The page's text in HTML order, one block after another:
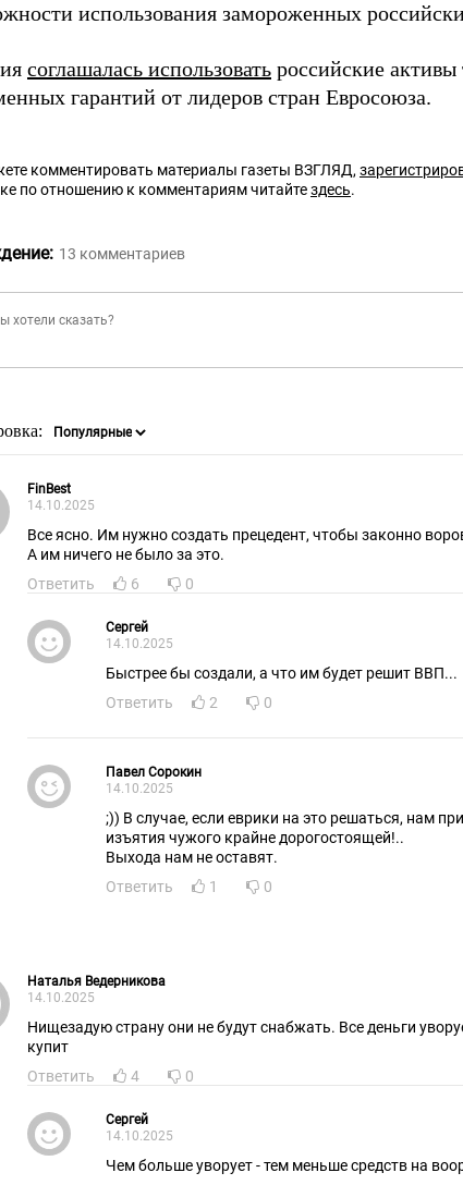
использования замороженных
соглашалась использовать российские
гарантий от лидеров стран Евросоюза.
комментировать материалы газеты ВЗГЛЯД,
по отношению к комментариям читайтездесь.
13 комментариев
FinBest
14.10.2025
Все ясно. Им нужно создать прецедент, чтобы законно
А им ничего не было за это.
Ответить
6 0
Сергей
14.10.2025
Быстрее бы создали, а что им будет решит ВВП...
Ответить
2 0
Павел Сорокин
14.10.2025
;)) В случае, если еврики на это решаться, нам
изъятия чужого крайне дорогостоящей!..
Выхода нам не оставят.
Ответить
1 0
Наталья Ведерникова
14.10.2025
Нищезадую страну они не будут снабжать. Все деньги
купит
Ответить
4 0
Сергей
14.10.2025
Чем больше уворует - тем меньше средств на